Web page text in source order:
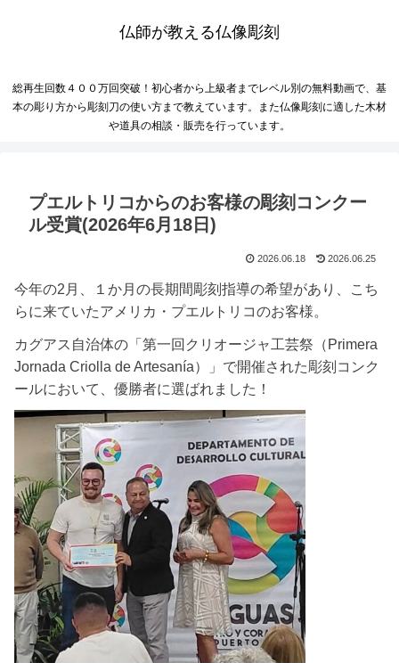
仏師が教える仏像彫刻
総再生回数４００万回突破！初心者から上級者までレベル別の無料動画で、基
本の彫り方から彫刻刀の使い方まで教えています。また仏像彫刻に適した木材
や道具の相談・販売を行っています。
プエルトリコからのお客様の彫刻コンクー
ル受賞(2026年6月18日)
2026.06.18 2026.06.25
今年の2月、１か月の長期間彫刻指導の希望があり、こち
らに来ていたアメリカ・プエルトリコのお客様。
カグアス自治体の「第一回クリオージャ工芸祭（Primera
Jornada Criolla de Artesanía）」で開催された彫刻コンク
ールにおいて、優勝者に選ばれました！